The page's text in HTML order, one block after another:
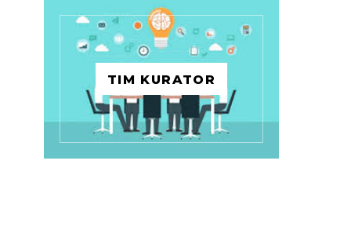
TIM KURATOR